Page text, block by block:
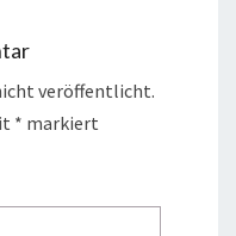
veröffentlicht.
* markiert